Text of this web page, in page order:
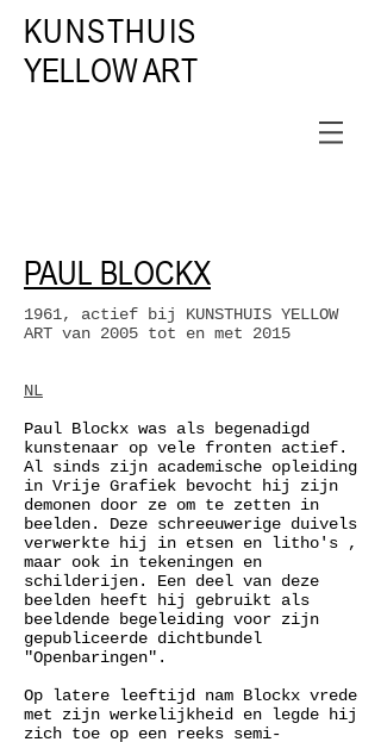
KUNSTHUIS
YELLOW ART
PAUL BLOCKX
1961, actief bij KUNSTHUIS YELLOW
ART van 2005 tot en met 2015
​NL
Paul Blockx was als begenadigd
kunstenaar op vele fronten actief.
Al sinds zijn academische opleiding
in Vrije Grafiek bevocht hij zijn
demonen door ze om te zetten in
beelden. Deze schreeuwerige duivels
verwerkte hij in etsen en litho's ,
maar ook in tekeningen en
schilderijen. Een deel van deze
beelden heeft hij gebruikt als
beeldende begeleiding voor zijn
gepubliceerde dichtbundel
"Openbaringen".
Op latere leeftijd nam Blockx vrede
met zijn werkelijkheid en legde hij
zich toe op een reeks semi-